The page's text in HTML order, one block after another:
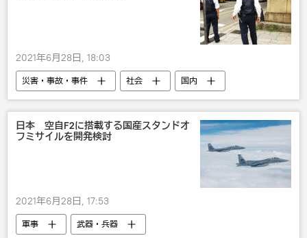
2021年6月28日, 18:03
災害・事故・事件 社会
国内
事故
日本 空自F2に搭載する国産スタンドオ
フミサイルを開発検討
2021年6月28日, 17:53
軍事 武器・兵器